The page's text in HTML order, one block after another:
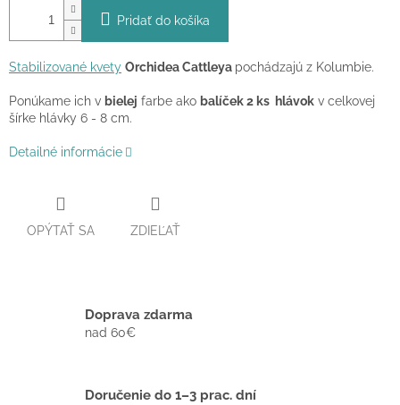
Pridať do košíka
Stabilizované kvety Orchidea Cattleya pochádzajú z Kolumbie.
Ponúkame ich v bielej farbe ako balíček 2 ks hlávok v celkovej
šírke hlávky 6 - 8 cm.
Detailné informácie
OPÝTAŤ SA ZDIEĽAŤ
Doprava zdarma
nad 60€
Doručenie do 1–3 prac. dní